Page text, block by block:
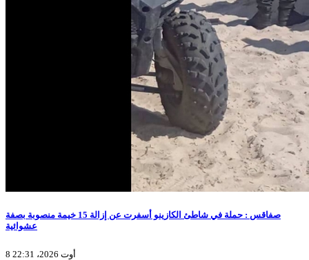
صفاقس : حملة في شاطئ الكازينو أسفرت عن إزالة 15 خيمة منصوبة بصفة
عشوائية
8 أوت 2026، 22:31